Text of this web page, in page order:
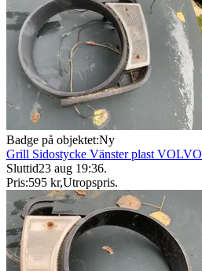
Badge på objektet:Ny
Grill Sidostycke Vänster plast
Sluttid23 aug 19:36.
Pris:595 kr,Utropspris.